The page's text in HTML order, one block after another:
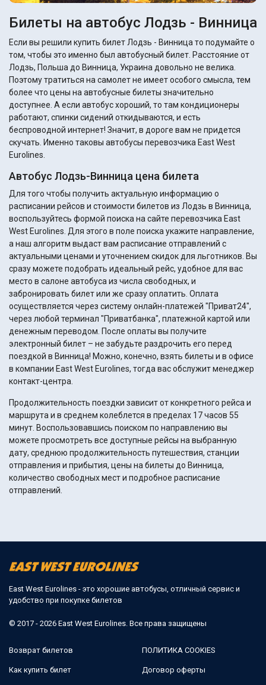
Билеты на автобус Лодзь - Винница
Если вы решили купить билет Лодзь - Винница то подумайте о
том, чтобы это именно был автобусный билет. Расстояние от
Лодзь, Польша до Винница, Украина довольно не велика.
Поэтому тратиться на самолет не имеет особого смысла, тем
более что цены на автобусные билеты значительно
доступнее. А если автобус хороший, то там кондиционеры
работают, спинки сидений откидываются, и есть
беспроводной интернет! Значит, в дороге вам не придется
скучать. Именно таковы автобусы перевозчика East West
Eurolines.
Автобус Лодзь-Винница цена билета
Для того чтобы получить актуальную информацию о
расписании рейсов и стоимости билетов из Лодзь в Винница,
воспользуйтесь формой поиска на сайте перевозчика East
West Eurolines. Для этого в поле поиска укажите направление,
а наш алгоритм выдаст вам расписание отправлений с
актуальными ценами и уточнением скидок для льготников. Вы
сразу можете подобрать идеальный рейс, удобное для вас
место в салоне автобуса из числа свободных, и
забронировать билет или же сразу оплатить. Оплата
осуществляется через систему онлайн-платежей "Приват24",
через любой терминал "Приватбанка", платежной картой или
денежным переводом. После оплаты вы получите
электронный билет – не забудьте раздрочить его перед
поездкой в Винница! Можно, конечно, взять билеты и в офисе
в компании East West Eurolines, тогда вас обслужит менеджер
контакт-центра.
Продолжительность поездки зависит от конкретного рейса и
маршрута и в среднем колеблется в пределах 17 часов 55
минут. Воспользовавшись поиском по направлению вы
можете просмотреть все доступные рейсы на выбранную
дату, среднюю продолжительность путешествия, станции
отправления и прибытия, цены на билеты до Винница,
количество свободных мест и подробное расписание
отправлений.
East West Eurolines - это хорошие автобусы, отличный сервис и
удобство при покупке билетов
© 2017 - 2026 East West Eurolines. Все права защищены
Возврат билетов
Как купить билет
ПОЛИТИКА COOKIES
Договор оферты